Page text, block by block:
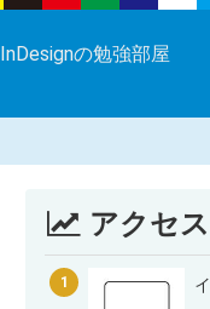
InDesignの勉強部屋
アクセ
1